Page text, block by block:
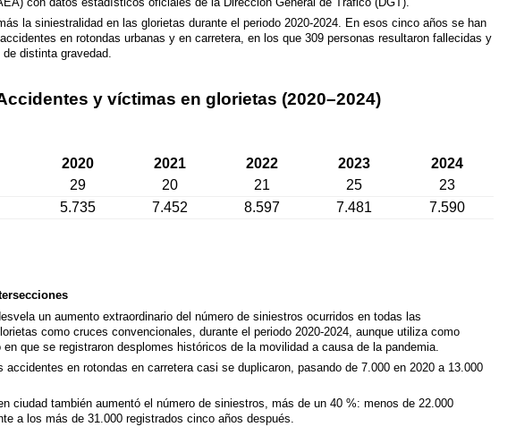
la siniestralidad en las glorietas durante el periodo 2020-2024. En esos cinco años se han
en rotondas urbanas y en carretera, en los que 309 personas resultaron fallecidas y
distinta gravedad.
y víctimas en glorietas (2020–2024)
2020 2021 2022 2023
2024
29 20 21 25
23
5.735 7.452 8.597 7.481 7.590
un aumento extraordinario del número de siniestros ocurridos en todas las
como cruces convencionales, durante el periodo 2020-2024, aunque utiliza como
que se registraron desplomes históricos de la movilidad a causa de la pandemia.
accidentes en rotondas en carretera casi se duplicaron, pasando de 7.000 en 2020 a 13.000
ciudad también aumentó el número de siniestros, más de un 40 %: menos de 22.000
a los más de 31.000 registrados cinco años después.